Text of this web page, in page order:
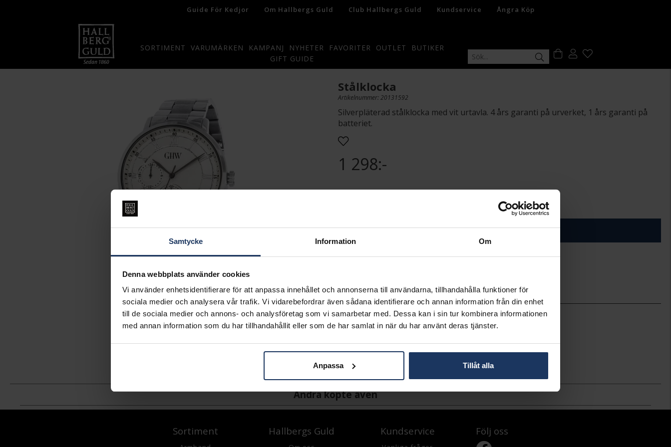
Samtycke Information Om
Denna webbplats använder cookies
Vi använder enhetsidentifierare för att anpassa innehållet och annonserna till användarna, tillhandahålla funktioner för
sociala medier och analysera vår trafik. Vi vidarebefordrar även sådana identifierare och annan information från din enhet
till de sociala medier och annons- och analysföretag som vi samarbetar med. Dessa kan i sin tur kombinera informationen
med annan information som du har tillhandahållit eller som de har samlat in när du har använt deras tjänster.
Anpassa Tillåt alla
Guide För Kedjor Om Hallbergs Guld Club Hallbergs Guld Kundservice Ångra Köp
SORTIMENT VARUMÄRKEN KAMPANJ NYHETER FAVORITER OUTLET
BUTIKER
GIFT GUIDE
Stålklocka
Artikelnummer: 20131592
Silverpläterad stålklocka med vit urtavla. 4 års garanti på urverket, 1 års garanti på
batteriet.
1 298:-
+29:-
LÄGG I VARUKORGEN
INFO
BOETT CA (MM)
42
VARUMÄRKE
GHW
MATERIAL
Stål
VATTENTÄTHET
5 ATM (50M)
Andra köpte även
Sortiment Hallbergs Guld Kundservice Följ oss